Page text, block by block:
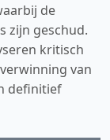
de
zijn geschud.
kritisch
van
definitief